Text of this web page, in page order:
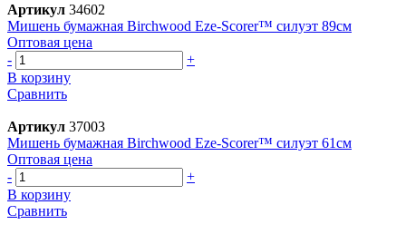
Артикул 34602
Мишень бумажная Birchwood Eze-Scorer™ силуэт 89см
Оптовая цена
-
+
В корзину
Сравнить
Артикул 37003
Мишень бумажная Birchwood Eze-Scorer™ силуэт 61см
Оптовая цена
-
+
В корзину
Сравнить